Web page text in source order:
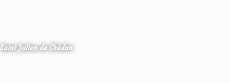
Saint Julien de Chédon